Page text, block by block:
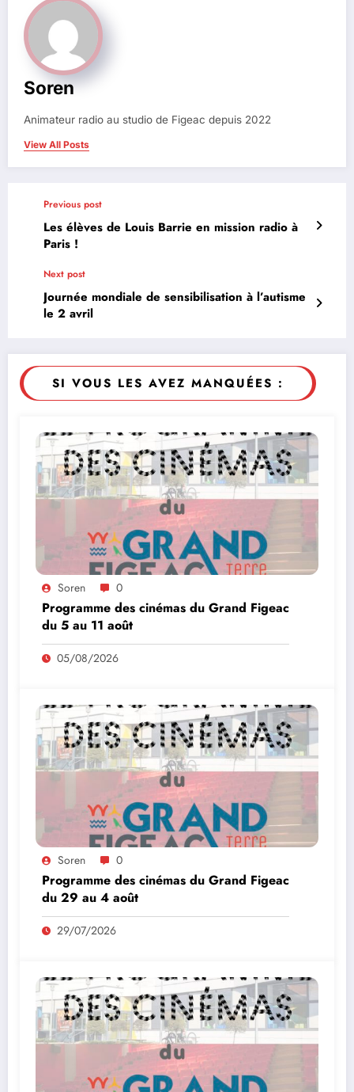
Soren
Animateur radio au studio de Figeac depuis 2022
View All Posts
Previous post
Les élèves de Louis Barrie en mission radio à
Paris !
Next post
Journée mondiale de sensibilisation à l’autisme
le 2 avril
SI VOUS LES AVEZ MANQUÉES :
Soren 0
Programme des cinémas du Grand Figeac
du 5 au 11 août
05/08/2026
Soren 0
Programme des cinémas du Grand Figeac
du 29 au 4 août
29/07/2026